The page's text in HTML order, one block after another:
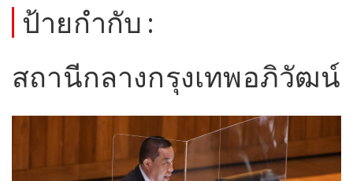
ป้ายกำกับ :
สถานีกลางกรุงเทพอภิวัฒน์